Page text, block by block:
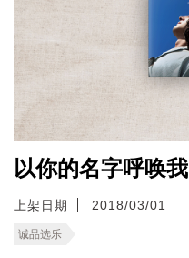
以你的名字呼唤我
上架日期 2018/03/01
诚品选乐